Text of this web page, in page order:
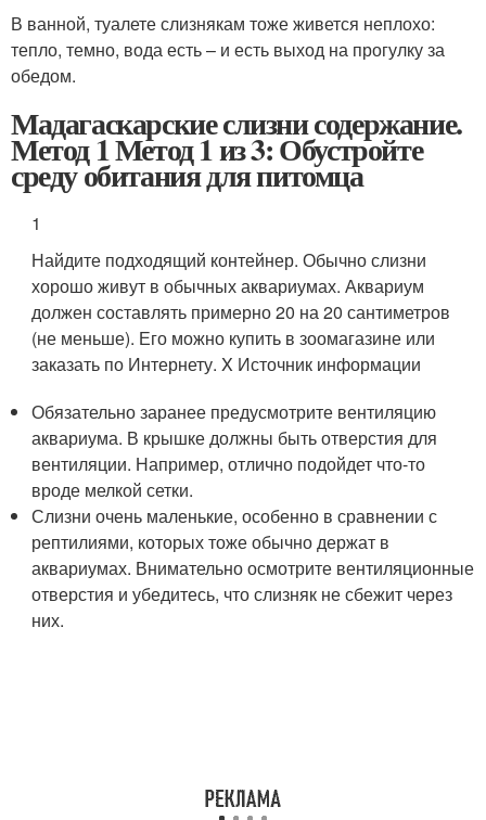
В ванной, туалете слизнякам тоже живется неплохо:
тепло, темно, вода есть – и есть выход на прогулку за
обедом.
Мадагаскарские слизни содержание.
Метод 1 Метод 1 из 3: Обустройте
среду обитания для питомца
1
Найдите подходящий контейнер. Обычно слизни
хорошо живут в обычных аквариумах. Аквариум
должен составлять примерно 20 на 20 сантиметров
(не меньше). Его можно купить в зоомагазине или
заказать по Интернету. X Источник информации
Обязательно заранее предусмотрите вентиляцию
аквариума. В крышке должны быть отверстия для
вентиляции. Например, отлично подойдет что-то
вроде мелкой сетки.
Слизни очень маленькие, особенно в сравнении с
рептилиями, которых тоже обычно держат в
аквариумах. Внимательно осмотрите вентиляционные
отверстия и убедитесь, что слизняк не сбежит через
них.